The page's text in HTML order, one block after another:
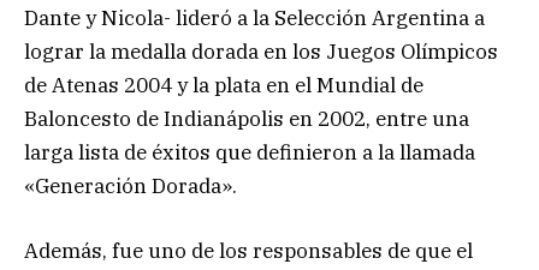
Dante y Nicola- lideró a la Selección Argentina a
lograr la medalla dorada en los Juegos Olímpicos
de Atenas 2004 y la plata en el Mundial de
Baloncesto de Indianápolis en 2002, entre una
larga lista de éxitos que definieron a la llamada
«Generación Dorada».
Además, fue uno de los responsables de que el